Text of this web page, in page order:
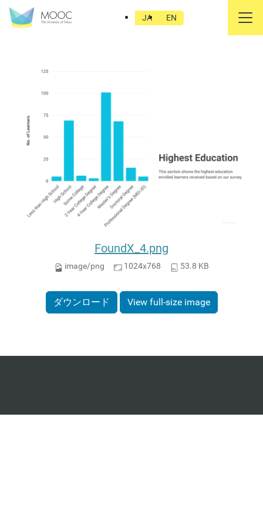
JA EN
FoundX_4.png
FoundX_4.png
image/png 1024x768 53.8 KB
ダウンロード View full-size image